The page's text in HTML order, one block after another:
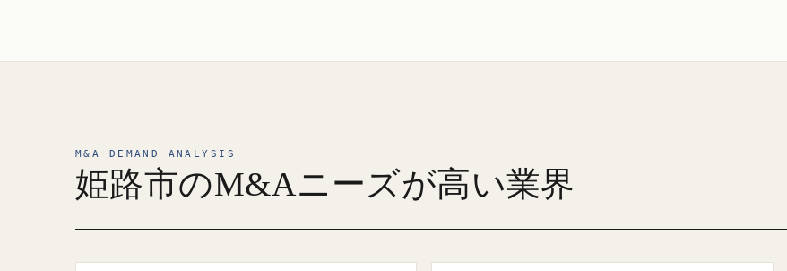
M&A DEMAND ANALYSIS
姫路市のM&Aニーズが高い業界